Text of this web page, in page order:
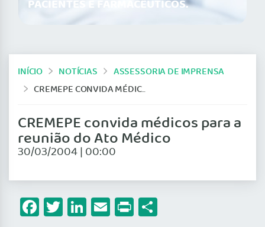
PACIENTES E FARMACÊUTICOS.
INÍCIO NOTÍCIAS
ASSESSORIA DE IMPRENSA
CREMEPE CONVIDA MÉDICOS PARA A REUNIÃO DO ATO MÉDICO
CREMEPE convida médicos para a
reunião do Ato Médico
30/03/2004 | 00:00
Facebook
Twitter
LinkedIn
Email
Print